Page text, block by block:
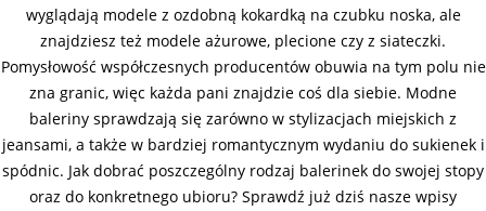
wyglądają modele z ozdobną kokardką na czubku noska, ale
znajdziesz też modele ażurowe, plecione czy z siateczki.
Pomysłowość współczesnych producentów obuwia na tym polu nie
zna granic, więc każda pani znajdzie coś dla siebie. Modne
baleriny sprawdzają się zarówno w stylizacjach miejskich z
jeansami, a także w bardziej romantycznym wydaniu do sukienek i
spódnic. Jak dobrać poszczególny rodzaj balerinek do swojej stopy
oraz do konkretnego ubioru? Sprawdź już dziś nasze wpisy